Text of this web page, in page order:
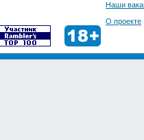
Наши
О проекте